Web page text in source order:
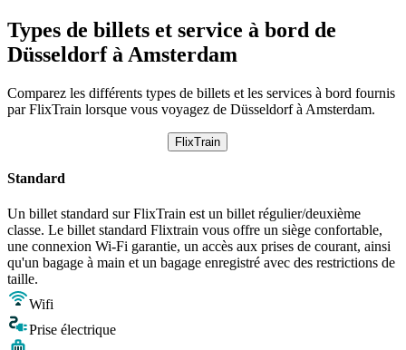
Types de billets et service à bord de
Düsseldorf à Amsterdam
Comparez les différents types de billets et les services à bord fournis
par FlixTrain lorsque vous voyagez de Düsseldorf à Amsterdam.
FlixTrain
Standard
Un billet standard sur FlixTrain est un billet régulier/deuxième
classe. Le billet standard Flixtrain vous offre un siège confortable,
une connexion Wi-Fi garantie, un accès aux prises de courant, ainsi
qu'un bagage à main et un bagage enregistré avec des restrictions de
taille.
Wifi
Prise électrique